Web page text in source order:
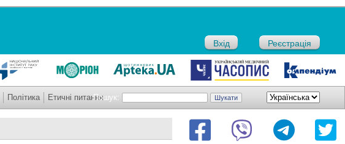
Вхід Реєстрація
Пошук:
Політика Етичні питання